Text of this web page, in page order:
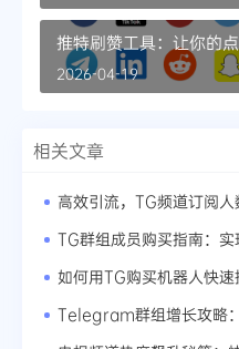
推特刷赞工具：让你的
2026-04-19
相关文章
高效引流，TG频道订阅
TG群组成员购买指南：
如何用TG购买机器人快
Telegram群组增长攻略